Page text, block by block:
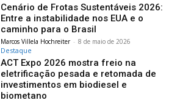
Cenário de Frotas Sustentáveis 2026:
Entre a instabilidade nos EUA e o
caminho para o Brasil
Marcos Villela Hochreiter - 8 de maio de 2026
Destaque
ACT Expo 2026 mostra freio na
eletrificação pesada e retomada de
investimentos em biodiesel e
biometano